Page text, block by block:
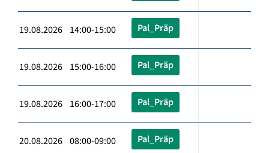
19.08.2026 14:00-15:00 Pal_Präp
19.08.2026 15:00-16:00 Pal_Präp
19.08.2026 16:00-17:00 Pal_Präp
20.08.2026 08:00-09:00 Pal_Präp